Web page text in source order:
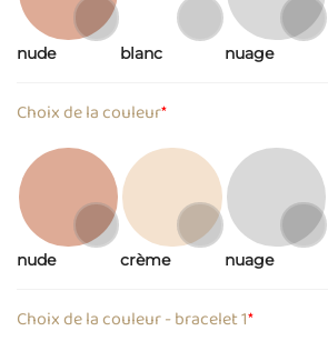
nude blanc nuage
*
Choix de la couleur
nude crème nuage
*
Choix de la couleur - bracelet 1